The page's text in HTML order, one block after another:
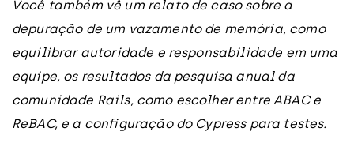
Você também vê um relato de caso sobre a
depuração de um vazamento de memória, como
equilibrar autoridade e responsabilidade em uma
equipe, os resultados da pesquisa anual da
comunidade Rails, como escolher entre ABAC e
ReBAC, e a configuração do Cypress para testes.